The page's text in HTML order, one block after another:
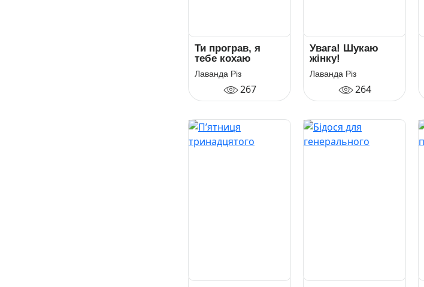
Ти програв, я
тебе кохаю
Лаванда Різ
267
Увага! Шукаю
жінку!
Лаванда Різ
264